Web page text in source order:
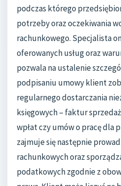
podczas którego
potrzeby oraz oczekiwania
rachunkowego. Specjalista
oferowanych usług oraz
pozwala na ustalenie
podpisaniu umowy klient
regularnego dostarczania
księgowych – faktur
wpłat czy umów o pracę dla
zajmuje się następnie
rachunkowych oraz
podatkowych zgodnie z